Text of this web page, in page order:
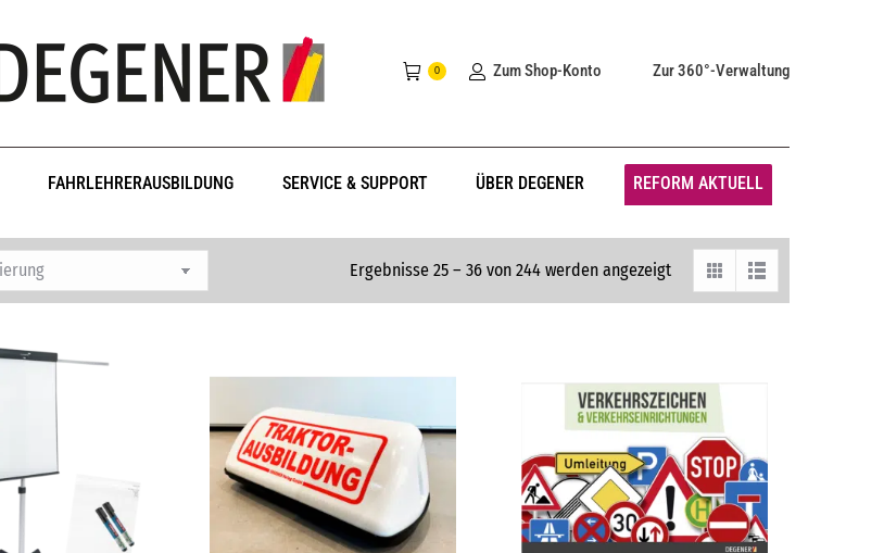
0 Zum Shop-Konto Zur 360°-Verwaltung
FAHRLEHRERAUSBILDUNG SERVICE & SUPPORT ÜBER DEGENER REFORM AKTUELL
Ergebnisse 25 – 36 von 244 werden angezeigt